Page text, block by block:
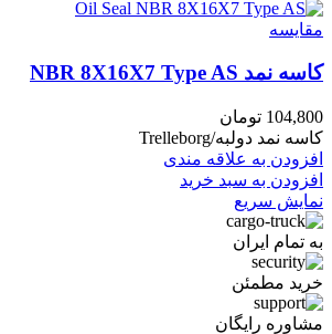
مقايسه
کاسه نمد NBR 8X16X7 Type AS
104,800 تومان
کاسه نمد دولبه/Trelleborg
افزودن به علاقه مندی
افزودن به سبد خرید
نمایش سریع
به تمام ایران
خرید مطمئن
مشاوره رایگان